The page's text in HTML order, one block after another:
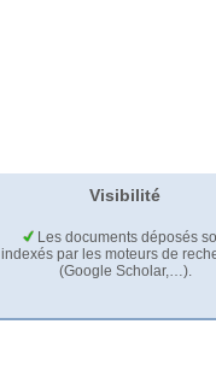
Visibilité
Les documents déposés
indexés par les moteurs de
(Google Scholar,…).